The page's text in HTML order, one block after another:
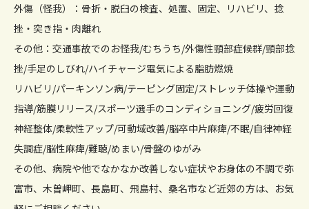
外傷（怪我）：骨折・脱臼の検査、処置、固定、リハビリ、捻
挫・突き指・肉離れ
その他：交通事故でのお怪我/むちうち/外傷性頸部症候群/頸部捻
挫/手足のしびれ/ハイチャージ電気による脂肪燃焼
リハビリ/パーキンソン病/テーピング固定/ストレッチ体操や運動
指導/筋膜リリース/スポーツ選手のコンディショニング/疲労回復
神経整体/柔軟性アップ/可動域改善/脳卒中片麻痺/不眠/自律神経
失調症/脳性麻痺/難聴/めまい/骨盤のゆがみ
その他、病院や他でなかなか改善しない症状やお身体の不調で弥
富市、木曽岬町、長島町、飛島村、桑名市など近郊の方は、お気